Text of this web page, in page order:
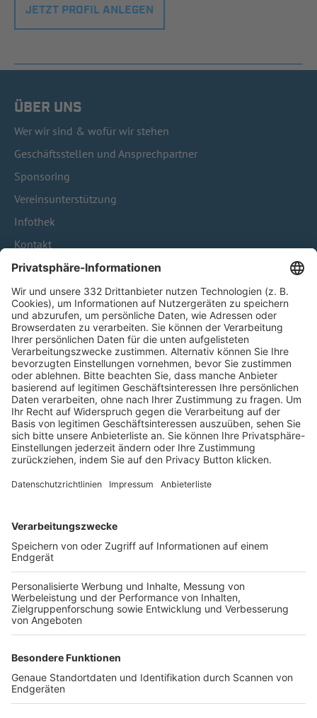
JETZT PROFIL ANLEGEN
ÜBER UNS
Wer wir sind & wofür wir stehen
Geschäftsstellen und Ansprechpartner
Sponsoring
Vereinsunterstützung
Infothek
Kontakt
HÄUFIG BESUCHTE SEITEN
Pässe und Vereinswechsel
Trainerausbildung
Schulungsangebot Vereinsmitarbeiter
BFV-Geschäftsstellen
Trainerbörse
Login SpielPlus
FOLGE DEM BFV
TOP-VEREINE
TOP-PARTNER